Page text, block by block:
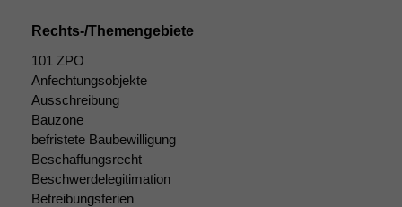
Rechts-/Themengebiete
101 ZPO
Anfechtungsobjekte
Ausschreibung
Bauzone
befristete Baubewilligung
Beschaffungsrecht
Beschwerdelegitimation
Betreibungsferien